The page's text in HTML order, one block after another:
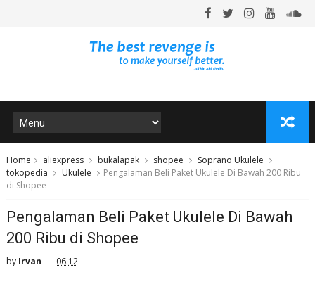
Home aliexpress bukalapak shopee
Soprano Ukulele
tokopedia
Ukulele
Pengalaman Beli Paket Ukulele Di Bawah 200 Ribu
di Shopee
Pengalaman Beli Paket Ukulele Di Bawah
200 Ribu di Shopee
by Irvan 06.12